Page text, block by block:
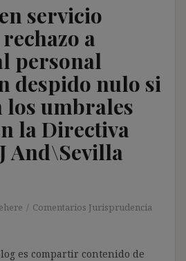
servicio
a
personal
despido nulo si
los umbrales
la Directiva
And\Sevilla
Comentarios Jurisprudencia
es compartir contenido de